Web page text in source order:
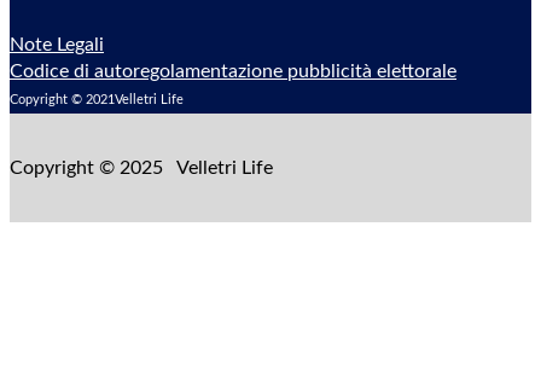
Note Legali
Codice di autoregolamentazione pubblicità elettorale
Copyright © 2021Velletri Life
Copyright © 2025 Velletri Life